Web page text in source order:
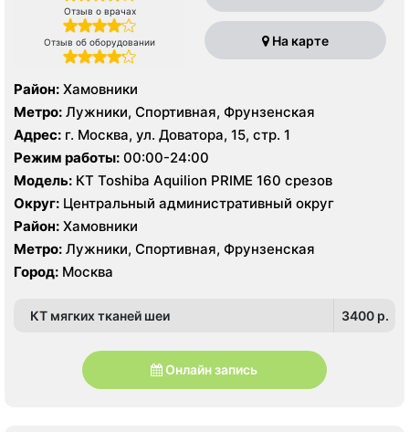
Отзыв о врачах
Отзыв об оборудовании На карте
Район: Хамовники
Метро: Лужники, Спортивная, Фрунзенская
Адрес: г. Москва, ул. Доватора, 15, стр. 1
Режим работы: 00:00-24:00
Модель: КТ Toshiba Aquilion PRIME 160 срезов
Округ: Центральный административный округ
Район: Хамовники
Метро: Лужники, Спортивная, Фрунзенская
Город: Москва
КТ мягких тканей шеи 3400 p.
Онлайн запись